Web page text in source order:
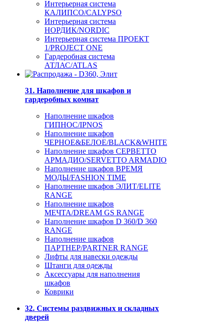
Интерьерная система
КАЛИПСО/CALYPSO
Интерьерная система
НОРДИК/NORDIC
Интерьерная система ПРОЕКТ
1/PROJECT ONE
Гардеробная система
АТЛАС/ATLAS
31. Наполнение для шкафов и
гардеробных комнат
Наполнение шкафов
ГИПНОС/IPNOS
Наполнение шкафов
ЧЕРНОЕ&БЕЛОЕ/BLACK&WHITE
Наполнение шкафов СЕРВЕТТО
АРМАДИО/SERVETTO ARMADIO
Наполнение шкафов ВРЕМЯ
МОДЫ/FASHION TIME
Наполнение шкафов ЭЛИТ/ELITE
RANGE
Наполнение шкафов
МЕЧТА/DREAM GS RANGE
Наполнение шкафов D 360/D 360
RANGE
Наполнение шкафов
ПАРТНЕР/PARTNER RANGE
Лифты для навески одежды
Штанги для одежды
Аксессуары для наполнения
шкафов
Коврики
32. Системы раздвижных и складных
дверей